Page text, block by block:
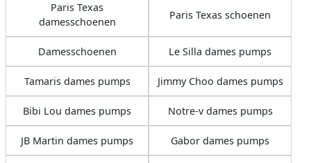
Paris Texas
damesschoenen
Paris Texas schoenen
Damesschoenen Le Silla dames pumps
Tamaris dames pumps Jimmy Choo dames pumps
Bibi Lou dames pumps Notre-v dames pumps
JB Martin dames pumps Gabor dames pumps